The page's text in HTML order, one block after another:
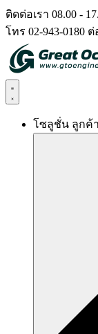
Skip
to
content
ติดต่อเรา 08.00 -
โทร 02-943-0180 ต่
โซลูชั่น ลูกค้